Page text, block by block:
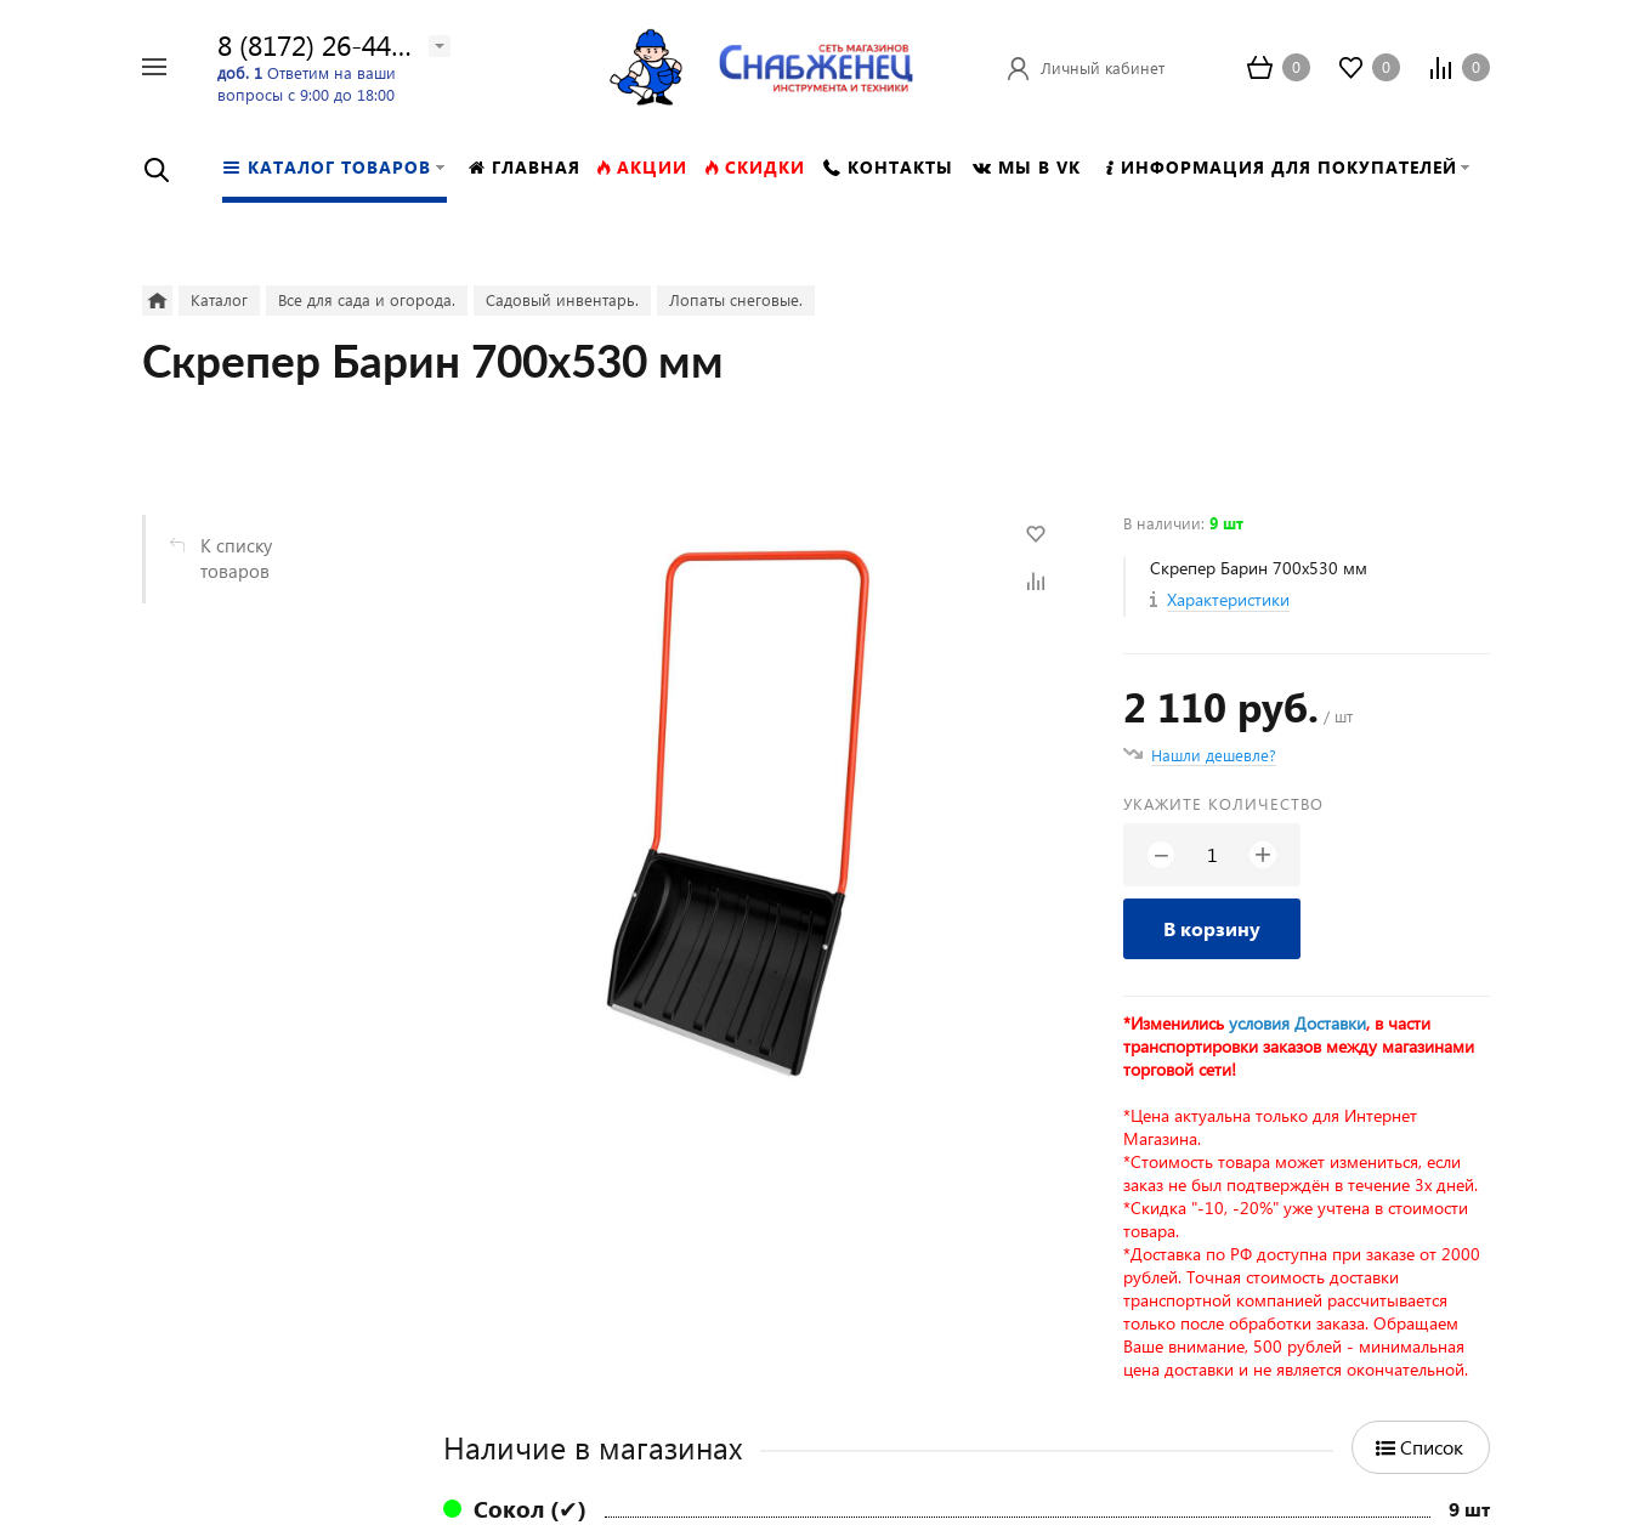
8 (8172) 26-44-24
доб. 1 Ответим на ваши
вопросы с 9:00 до 18:00
Личный кабинет 0 0 0
КАТАЛОГ ТОВАРОВ ГЛАВНАЯ АКЦИИ СКИДКИ КОНТАКТЫ МЫ В VK ИНФОРМАЦИЯ ДЛЯ ПОКУПАТЕЛЕЙ
Каталог Все для сада и огорода. Садовый инвентарь. Лопаты снеговые.
Скрепер Барин 700х530 мм
К списку
товаров
В наличии:9 шт
Скрепер Барин 700х530 мм
Характеристики
2 110 руб. / шт
Нашли дешевле?
УКАЖИТЕ КОЛИЧЕСТВО
− +
В корзину
*Изменилисьусловия Доставки, в части
транспортировки заказов между магазинами
торговой сети!
*Цена актуальна только для Интернет
Магазина.
*Стоимость товара может измениться, если
заказ не был подтверждён в течение 3х дней.
*Скидка "-10, -20%" уже учтена в стоимости
товара.
*Доставка по РФ доступна при заказе от 2000
рублей. Точная стоимость доставки
транспортной компанией рассчитывается
только после обработки заказа. Обращаем
Ваше внимание, 500 рублей - минимальная
цена доставки и не является окончательной.
Наличие в магазинах Список
Сокол (✔) 9 шт